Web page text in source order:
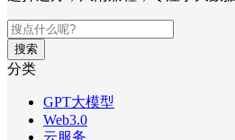
搜索
分类
GPT大模型
Web3.0
云服务